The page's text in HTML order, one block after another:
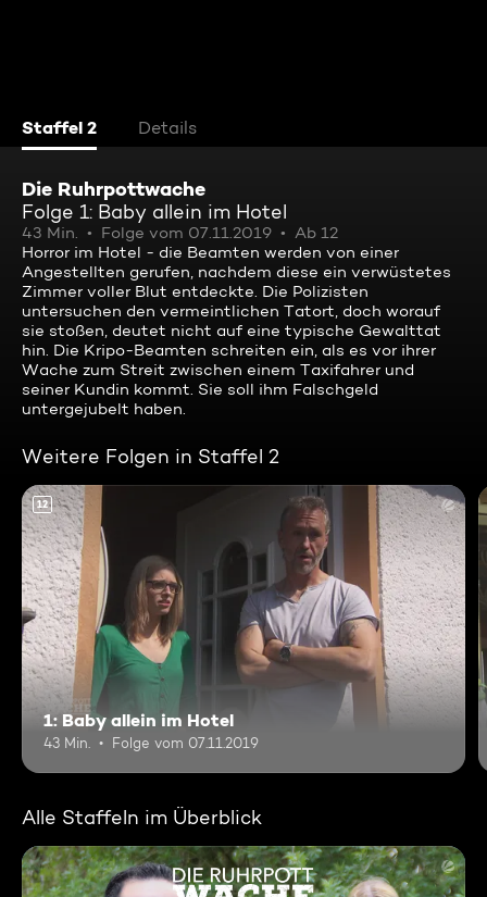
Staffel 2 Details
Die Ruhrpottwache
Folge 1: Baby allein im Hotel
43 Min. Folge vom 07.11.2019
Ab 12
Horror im Hotel - die Beamten werden von einer
Angestellten gerufen, nachdem diese ein verwüstetes
Zimmer voller Blut entdeckte. Die Polizisten
untersuchen den vermeintlichen Tatort, doch worauf
sie stoßen, deutet nicht auf eine typische Gewalttat
hin. Die Kripo-Beamten schreiten ein, als es vor ihrer
Wache zum Streit zwischen einem Taxifahrer und
seiner Kundin kommt. Sie soll ihm Falschgeld
untergejubelt haben.
Weitere Folgen in Staffel 2
12
1: Baby allein im Hotel
43 Min. Folge vom 07.11.2019
Alle Staffeln im Überblick